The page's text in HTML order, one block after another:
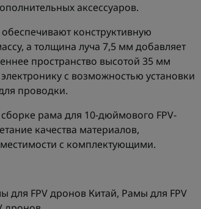
аксессуаров.
конструктивную
а толщина луча 7,5 мм добавляет
пространство высотой 35 мм
с возможностью установки
проводки.
рама для 10-дюймового FPV-
качества материалов,
с комплектующими.
для FPV дронов Китай, Рамы для FPV